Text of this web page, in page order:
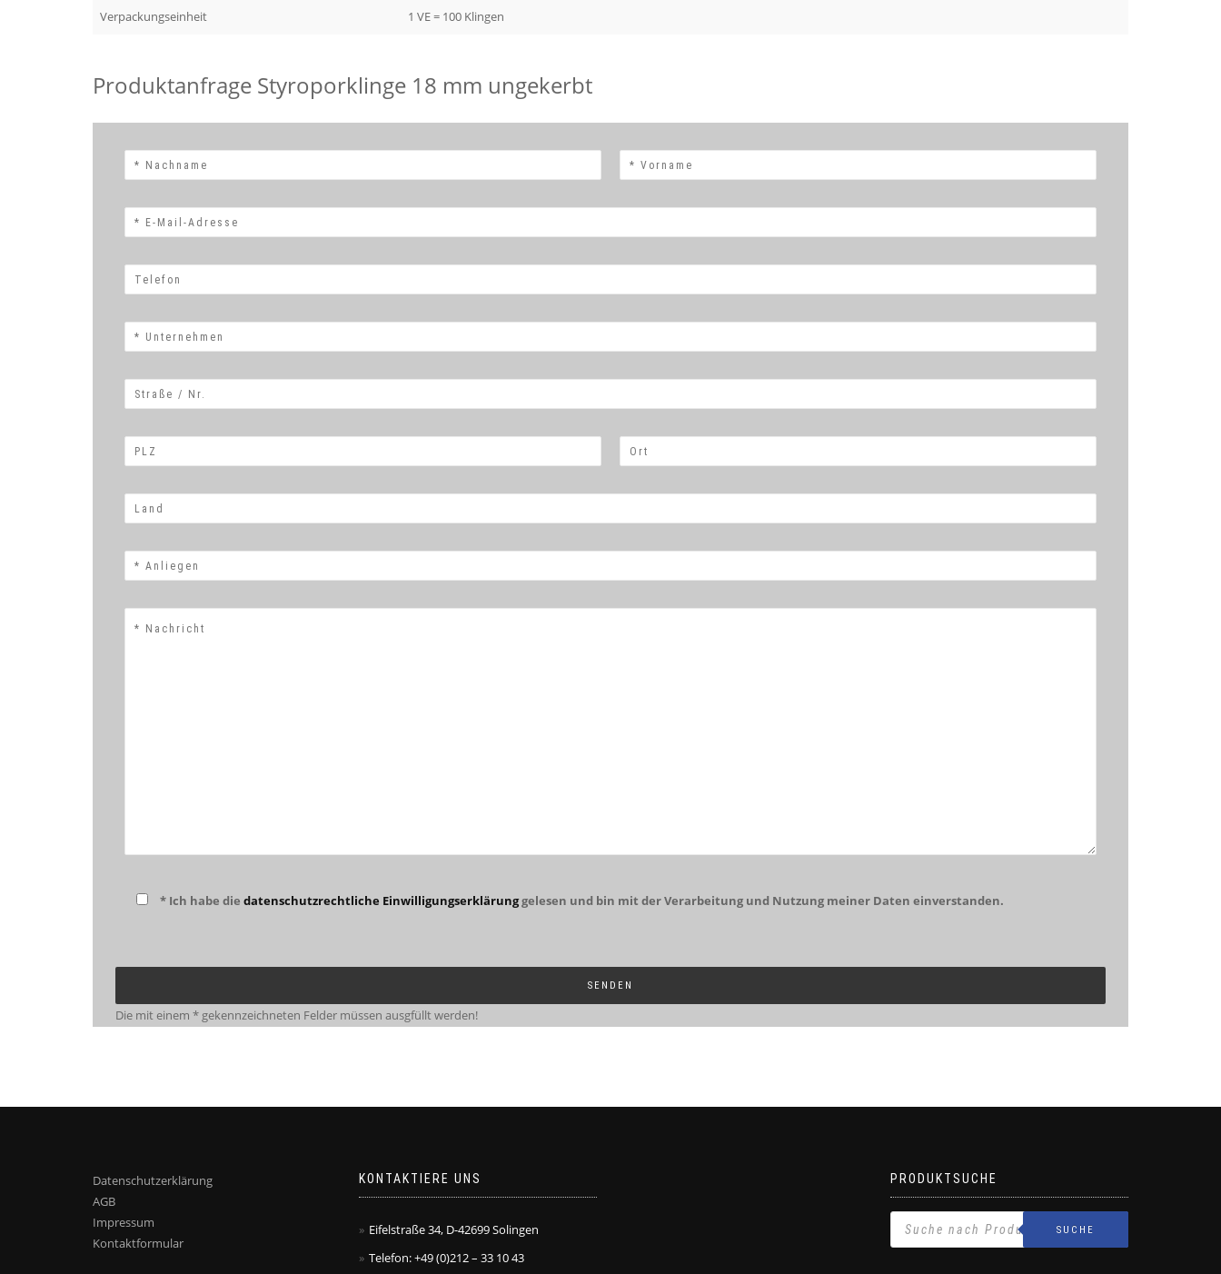
Verpackungseinheit 1 VE = 100 Klingen
Produktanfrage Styroporklinge 18 mm ungekerbt
* Ich habe die datenschutzrechtliche Einwilligungserklärunggelesen und bin mit der Verarbeitung und Nutzung meiner Daten einverstanden.
Die mit einem * gekennzeichneten Felder müssen ausgfüllt werden!
Datenschutzerklärung
AGB
Impressum
Kontaktformular
KONTAKTIERE UNS
Eifelstraße 34, D-42699 Solingen
Telefon: +49 (0)212 – 33 10 43
PRODUKTSUCHE
SUCHE